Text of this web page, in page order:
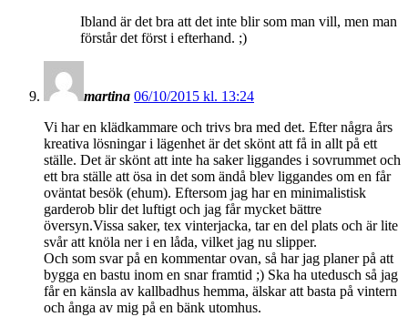
Ibland är det bra att det inte blir som man vill, men man
förstår det först i efterhand. ;)
martina 06/10/2015 kl. 13:24
Vi har en klädkammare och trivs bra med det. Efter några års
kreativa lösningar i lägenhet är det skönt att få in allt på ett
ställe. Det är skönt att inte ha saker liggandes i sovrummet och
ett bra ställe att ösa in det som ändå blev liggandes om en får
oväntat besök (ehum). Eftersom jag har en minimalistisk
garderob blir det luftigt och jag får mycket bättre
översyn.Vissa saker, tex vinterjacka, tar en del plats och är lite
svår att knöla ner i en låda, vilket jag nu slipper.
Och som svar på en kommentar ovan, så har jag planer på att
bygga en bastu inom en snar framtid ;) Ska ha utedusch så jag
får en känsla av kallbadhus hemma, älskar att basta på vintern
och ånga av mig på en bänk utomhus.